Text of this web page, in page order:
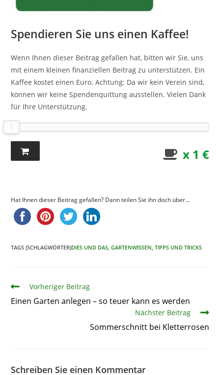
Spendieren Sie uns einen Kaffee!
Wenn Ihnen dieser Beitrag gefallen hat, bitten wir Sie, uns
mit einem kleinen finanziellen Beitrag zu unterstützen. Ein
Kaffee kostet einen Euro. Achtung: Da wir kein Verein sind,
können wir keine Spendenquittung ausstellen. Vielen Dank
für Ihre Unterstützung.
x 1 €
Hat Ihnen dieser Beitrag gefallen? Dann teilen Sie ihn doch über...
TAGS (SCHLAGWÖRTER)DIES UND DAS GARTENWISSEN TIPPS UND TRICKS
ArtikelVorheriger Beitrag
Einen Garten anlegen – so teuer kann es werden
Nächster Beitrag
Sommerschnitt bei Kletterrosen
Schreiben Sie einen Kommentar